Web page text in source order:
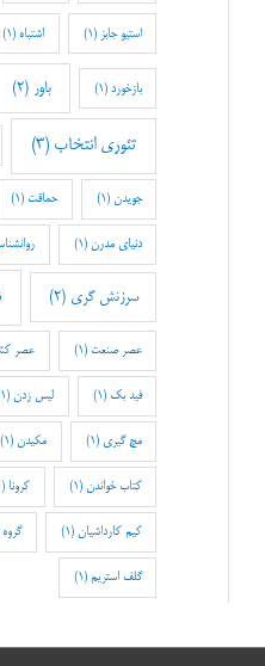
استیو جابز (1) اشتباه (1)
بازخورد (1) باور (2)
تئوری انتخاب (3)
جویدن (1) حماقت(1)
دنیای مدرن (1)
سرزنش گری (2)
عصر صنعت (1) عصر
فید بک (1) لیس زدن (1)
مچ گیری (1) مکیدن (1)
کتاب خواندن (1) کرونا (1)
کیم کارداشیان (1) گروه
گلف استریم (1)